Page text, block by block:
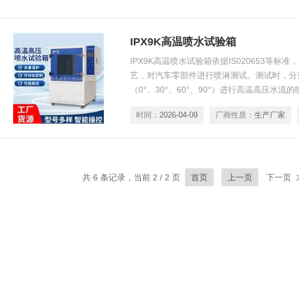
IPX9K高温喷水试验箱
IPX9K高温喷水试验箱依据IS020653等标准
艺，对汽车零部件进行喷淋测试。测试时，
（0°、30°、60°、90°）进行高温高压水流
时间： 2026-04-09 厂商性质： 生产厂家
共 6 条记录，当前 2 / 2 页 首页 上一页 下一页